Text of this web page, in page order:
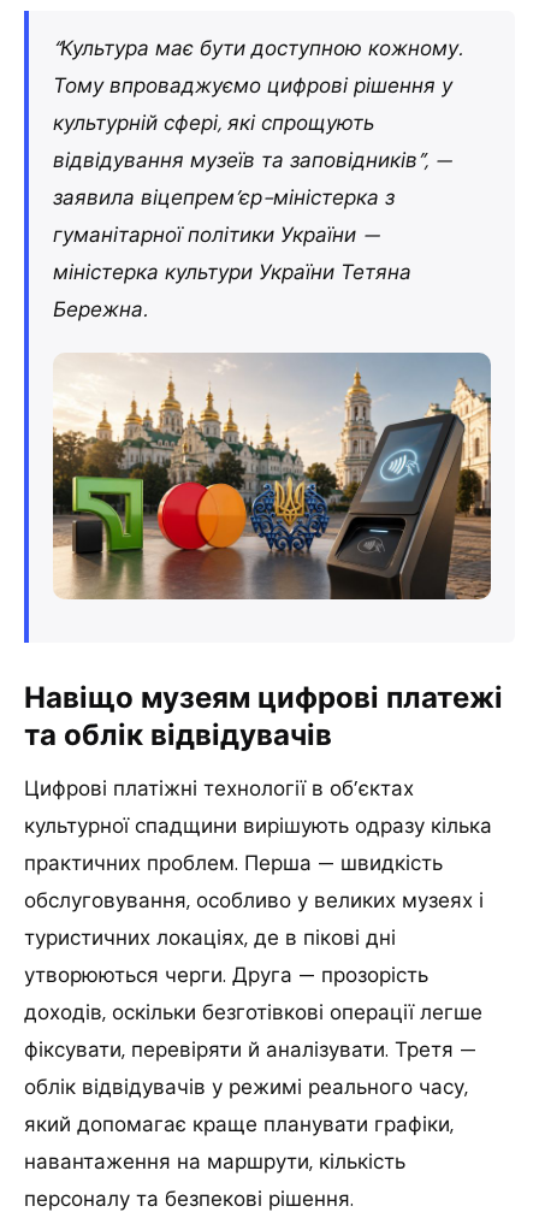
“Культура має бути доступною кожному.
Тому впроваджуємо цифрові рішення у
культурній сфері, які спрощують
відвідування музеїв та заповідників”, —
заявила віцепрем’єр-міністерка з
гуманітарної політики України —
міністерка культури України Тетяна
Бережна.
Навіщо музеям цифрові платежі
та облік відвідувачів
Цифрові платіжні технології в об’єктах
культурної спадщини вирішують одразу кілька
практичних проблем. Перша — швидкість
обслуговування, особливо у великих музеях і
туристичних локаціях, де в пікові дні
утворюються черги. Друга — прозорість
доходів, оскільки безготівкові операції легше
фіксувати, перевіряти й аналізувати. Третя —
облік відвідувачів у режимі реального часу,
який допомагає краще планувати графіки,
навантаження на маршрути, кількість
персоналу та безпекові рішення.